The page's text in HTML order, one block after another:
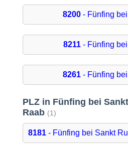
8200 - Fünfing
8211- Fünfing
8261 - Fünfing
PLZ in Fünfing bei
Raab (1)
8181 - Fünfing bei Sankt